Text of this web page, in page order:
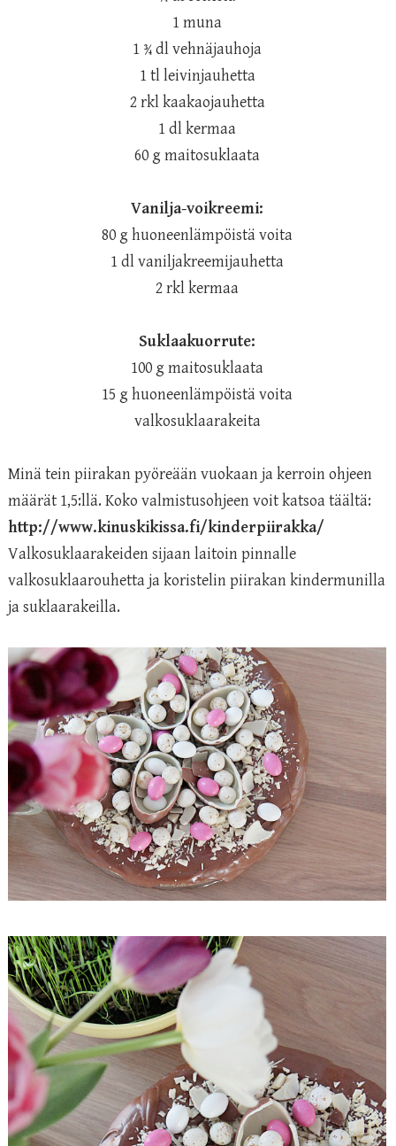
1 muna
1 ¾ dl vehnäjauhoja
1 tl leivinjauhetta
2 rkl kaakaojauhetta
1 dl kermaa
60 g maitosuklaata
Vanilja-voikreemi:
80 g huoneenlämpöistä voita
1 dl vaniljakreemijauhetta
2 rkl kermaa
Suklaakuorrute:
100 g maitosuklaata
15 g huoneenlämpöistä voita
valkosuklaarakeita
Minä tein piirakan pyöreään vuokaan ja kerroin ohjeen
määrät 1,5:llä. Koko valmistusohjeen voit katsoa täältä:
http://www.kinuskikissa.fi/kinderpiirakka/
Valkosuklaarakeiden sijaan laitoin pinnalle
valkosuklaarouhetta ja koristelin piirakan kindermunilla
ja suklaarakeilla.